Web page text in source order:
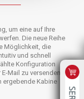
um eine auf Ihre
Die neue Reihe
Möglichkeit, die
und schnell
Konfiguration
Mail zu versenden
ergebende Kabine